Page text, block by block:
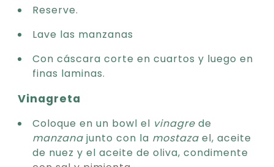
Reserve.
Lave las manzanas
Con cáscara corte en cuartos y luego en
finas laminas.
Vinagreta
Coloque en un bowl el vinagre de
manzana junto con la mostaza el, aceite
de nuez y el aceite de oliva, condimente